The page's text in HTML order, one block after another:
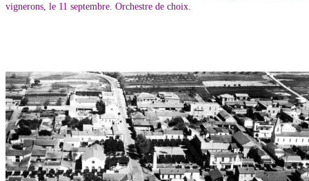
vignerons, le 11 septembre. Orchestre de choix.